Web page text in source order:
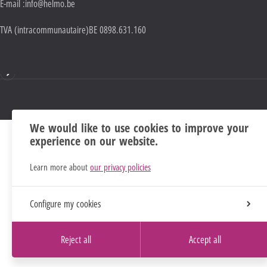
E-mail :info@helmo.be
TVA (intracommunautaire)BE 0898.631.160
We would like to use cookies to improve your
experience on our website.
Learn more about our privacy policies
Configure my cookies
Reject all Accept all